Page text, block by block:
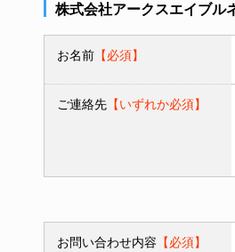
株式会社アークスエイブル
お名前 【必須】
ご連絡先 【いずれか必須】
お問い合わせ内容 【必須】